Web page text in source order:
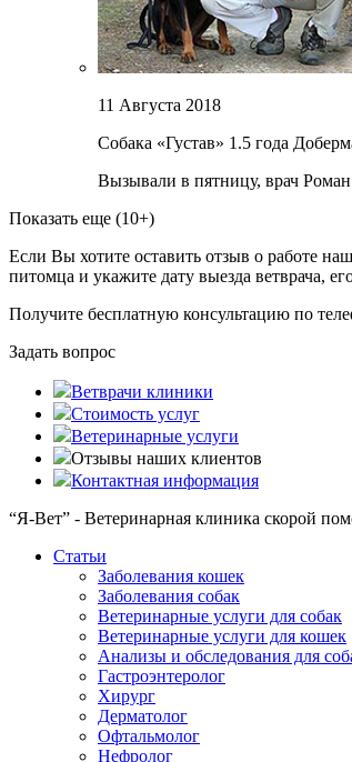
11 Августа 2018
Собака «Густав» 1.5 года
Вызывали в пятницу, врач Роман
Показать еще (10+)
Если Вы хотите оставить отзыв о работе
питомца и укажите дату выезда ветврача,
Получите бесплатную консультацию по
Задать вопрос
Ветврачи клиники
Стоимость услуг
Ветеринарные услуги
Отзывы наших клиентов
Контактная информация
“Я-Вет” - Ветеринарная клиника скорой
Статьи
Заболевания кошек
Заболевания собак
Ветеринарные услуги для собак
Ветеринарные услуги для кошек
Анализы и обследования для
Гастроэнтеролог
Хирург
Дерматолог
Офтальмолог
Нефролог